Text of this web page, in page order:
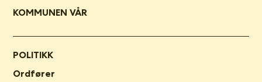
KOMMUNEN VÅR
POLITIKK
Ordfører